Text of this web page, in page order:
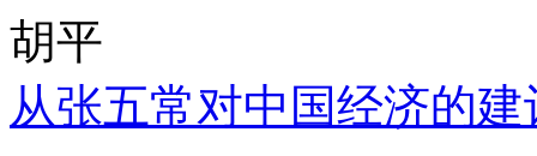
胡平
从张五常对中国经济的